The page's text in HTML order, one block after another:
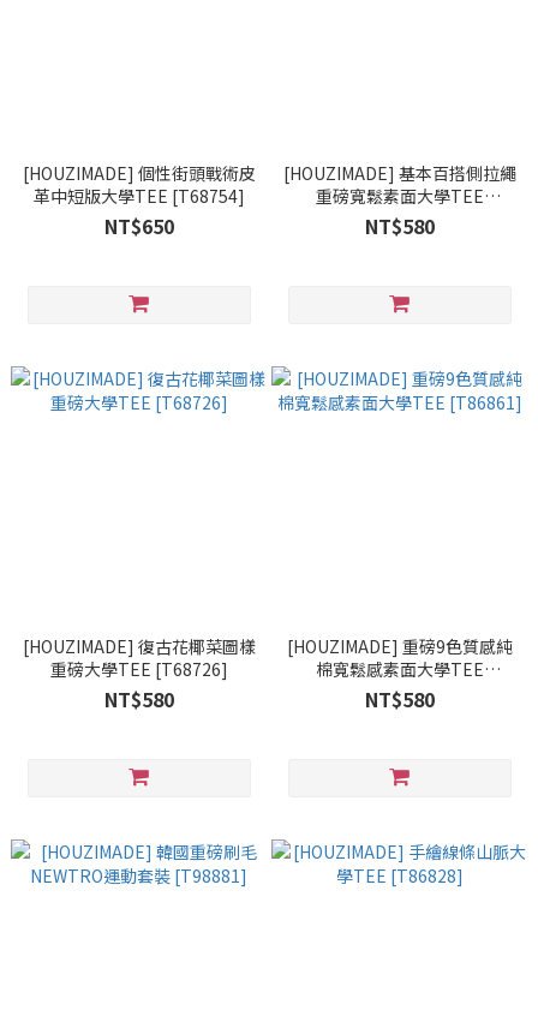
[HOUZIMADE] 個性街頭戰術皮
革中短版大學TEE [T68754]
NT$650
[HOUZIMADE] 基本百搭側拉繩
重磅寬鬆素面大學TEE
[T86900]
NT$580
[HOUZIMADE] 復古花椰菜圖樣
重磅大學TEE [T68726]
NT$580
[HOUZIMADE] 重磅9色質感純
棉寬鬆感素面大學TEE
[T86861]
NT$580